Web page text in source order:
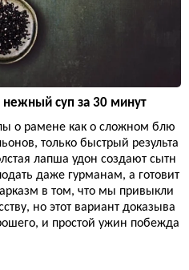
суп за 30 минут
о рамене как о сложном блю
только быстрый результа
лапша удон создают сытн
даже гурманам, а готовит
в том, что мы привыкли
но этот вариант доказыва
и простой ужин побежда